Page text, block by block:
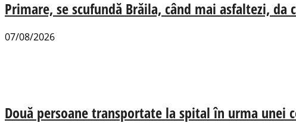
Primare, se scufundă Brăila, când mai asfaltezi,
07/08/2026
Două persoane transportate la spital în urma